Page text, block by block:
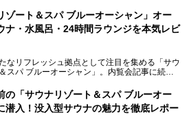
ゾート＆スパ ブルーオーシャン」オー
ナ・水風呂・24時間ラウンジを本気レビ
なリフレッシュ拠点として注目を集める「サウ
スパ ブルーオーシャン」。内覧会記事に続
水風呂の気持ちよさはもちろん、リラックスス
しやすさまで徹底チェック。新横浜エリアで日
セットしたい人、ライブやスポーツ観戦遠征組
の「サウナリゾート＆スパ ブルーオー
潜入！没入型サウナの魅力を徹底レポー